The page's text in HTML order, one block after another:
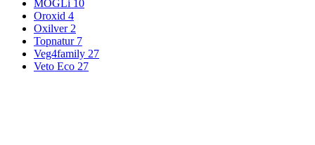
MOGLi 10
Oroxid 4
Oxilver 2
Topnatur 7
Veg4family 27
Veto Eco 27